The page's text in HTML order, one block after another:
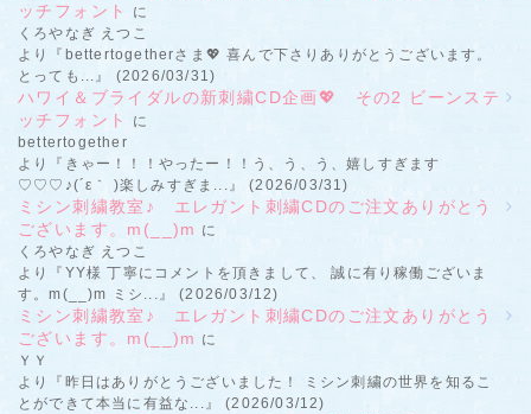
ッチフォント
に
くろやなぎ えつこ
より『bettertogetherさま💖 喜んで下さりありがとうございます。
とっても...』 (2026/03/31)
ハワイ＆ブライダルの新刺繍CD企画💖 その2 ビーンステ
ッチフォント
に
bettertogether
より『きゃー！！！やったー！！う、う、う、嬉しすぎます
♡♡♡♪(´ε｀ )楽しみすぎま...』 (2026/03/31)
ミシン刺繍教室♪ エレガント刺繍CDのご注文ありがとう
ございます。m(__)m に
くろやなぎ えつこ
より『YY様 丁寧にコメントを頂きまして、 誠に有り稼働ございま
す。m(__)m ミシ...』 (2026/03/12)
ミシン刺繍教室♪ エレガント刺繍CDのご注文ありがとう
ございます。m(__)m に
ＹＹ
より『昨日はありがとうございました！ ミシン刺繍の世界を知るこ
とができて本当に有益な...』 (2026/03/12)